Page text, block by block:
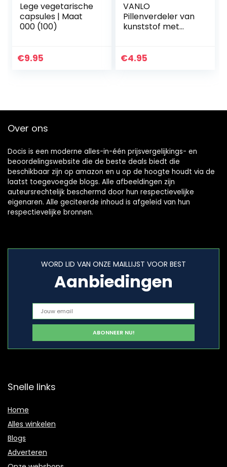
Lege vegetarische
capsules | Maat
000 (100)
€9.95
VANLO
Pillenverdeler van
kunststof met
medicijnverdeler,
€4.95
Over ons
Docis is een moderne alles-in-één prijsvergelijkings- en
beoordelingswebsite die de beste deals biedt die
beschikbaar zijn op amazon en u op de hoogte houdt via de
laatst toegevoegde blogs. Alle afbeeldingen zijn
auteursrechtelijk beschermd door hun respectievelijke
eigenaren. Alle geciteerde inhoud is afgeleid van hun
respectievelijke bronnen.
WORD LID VAN ONZE MAILLIJST VOOR BEST
Aanbiedingen
Snelle links
Home
Alles winkelen
Blogs
Adverteren